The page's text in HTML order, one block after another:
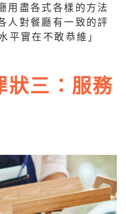
用盡各式各樣的方法
人對餐廳有一致的評
平實在不敢恭維」
狀三：服務